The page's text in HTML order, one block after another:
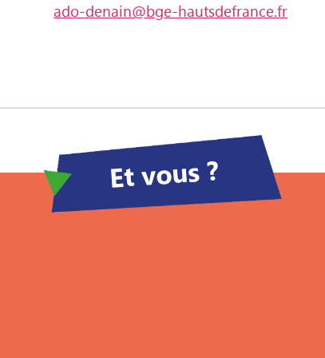
ado-denain@bge-hautsdefrance.fr
Et vous ?